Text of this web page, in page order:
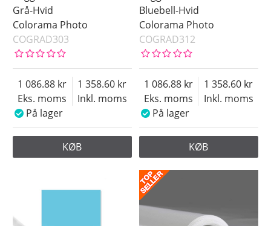
Grå-Hvid
Colorama Photo
COGRAD303
Eks. moms
1 086.88
Inkl. moms
1 358.60
På lager
KØB
Bluebell-Hvid
Colorama Photo
COGRAD312
Eks. moms
1 086.88
Inkl. moms
1 358.60
På lager
KØB